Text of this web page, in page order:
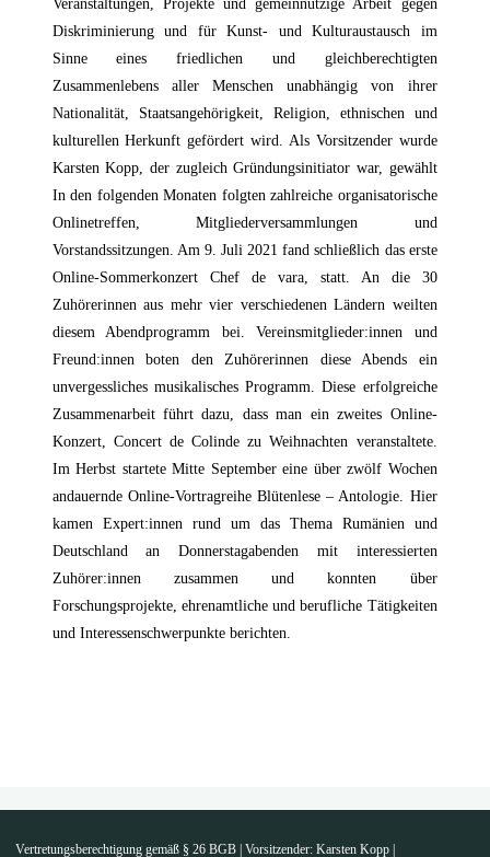
Diskriminierung und für Kunst- und Kulturaustausch im
Sinne eines friedlichen und gleichberechtigten
Zusammenlebens aller Menschen unabhängig von ihrer
Nationalität, Staatsangehörigkeit, Religion, ethnischen und
kulturellen Herkunft gefördert wird. Als Vorsitzender wurde
Karsten Kopp, der zugleich Gründungsinitiator war, gewählt
In den folgenden Monaten folgten zahlreiche organisatorische
Onlinetreffen, Mitgliederversammlungen und
Vorstandssitzungen. Am 9. Juli 2021 fand schließlich das erste
Online-Sommerkonzert Chef de vara, statt. An die 30
Zuhörerinnen aus mehr vier verschiedenen Ländern weilten
diesem Abendprogramm bei. Vereinsmitglieder:innen und
Freund:innen boten den Zuhörerinnen diese Abends ein
unvergessliches musikalisches Programm. Diese erfolgreiche
Zusammenarbeit führt dazu, dass man ein zweites Online-
Konzert, Concert de Colinde zu Weihnachten veranstaltete.
Im Herbst startete Mitte September eine über zwölf Wochen
andauernde Online-Vortragreihe Blütenlese – Antologie. Hier
kamen Expert:innen rund um das Thema Rumänien und
Deutschland an Donnerstagabenden mit interessierten
Zuhörer:innen zusammen und konnten über
Forschungsprojekte, ehrenamtliche und berufliche Tätigkeiten
und Interessenschwerpunkte berichten.
Vertretungsberechtigung gemäß § 26 BGB | Vorsitzender: Karsten Kopp |